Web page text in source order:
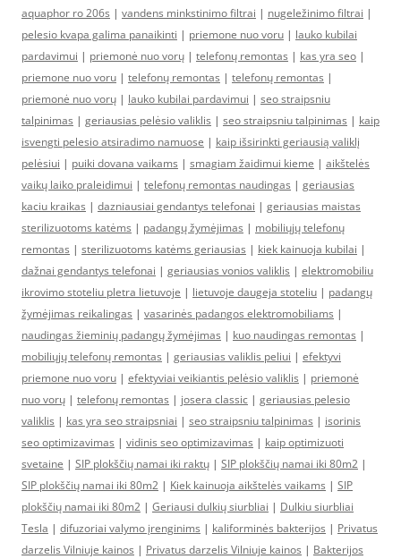
aquaphor ro 206s | vandens minkstinimo filtrai | nugeležinimo filtrai |
pelesio kvapa galima panaikinti | priemone nuo voru | lauko kubilai
pardavimui | priemonė nuo vorų | telefonų remontas | kas yra seo |
priemone nuo voru | telefonų remontas | telefonų remontas |
priemonė nuo vorų | lauko kubilai pardavimui | seo straipsniu
talpinimas | geriausias pelėsio valiklis | seo straipsniu talpinimas | kaip
isvengti pelesio atsiradimo namuose | kaip išsirinkti geriausią valiklį
pelėsiui | puiki dovana vaikams | smagiam žaidimui kieme | aikštelės
vaikų laiko praleidimui | telefonų remontas naudingas | geriausias
kaciu kraikas | dazniausiai gendantys telefonai | geriausias maistas
sterilizuotoms katėms | padangų žymėjimas | mobiliųjų telefonų
remontas | sterilizuotoms katėms geriausias | kiek kainuoja kubilai |
dažnai gendantys telefonai | geriausias vonios valiklis | elektromobiliu
ikrovimo stoteliu pletra lietuvoje | lietuvoje daugeja stoteliu | padangų
žymėjimas reikalingas | vasarinės padangos elektromobiliams |
naudingas žieminių padangų žymėjimas | kuo naudingas remontas |
mobiliųjų telefonų remontas | geriausias valiklis peliui | efektyvi
priemone nuo voru | efektyviai veikiantis pelėsio valiklis | priemonė
nuo vorų | telefonų remontas | josera classic | geriausias pelesio
valiklis | kas yra seo straipsniai | seo straipsniu talpinimas | isorinis
seo optimizavimas | vidinis seo optimizavimas | kaip optimizuoti
svetaine | SIP plokščių namai iki raktų | SIP plokščių namai iki 80m2 |
SIP plokščių namai iki 80m2 | Kiek kainuoja aikštelės vaikams | SIP
plokščių namai iki 80m2 | Geriausi dulkių siurbliai | Dulkiu siurbliai
Tesla | difuzoriai valymo įrenginims | kaliforminės bakterijos | Privatus
darzelis Vilniuje kainos | Privatus darzelis Vilniuje kainos | Bakterijos